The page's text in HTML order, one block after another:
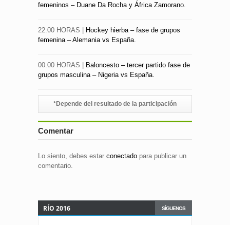
femeninos – Duane Da Rocha y África Zamorano.
22.00 HORAS |
Hockey hierba – fase de grupos
femenina – Alemania vs España.
00.00 HORAS |
Baloncesto – tercer partido fase de
grupos masculina – Nigeria vs España.
*Depende del resultado de la participación
Comentar
Lo siento, debes estar conectado para publicar un
comentario.
SÍGUENOS
RÍO 2016